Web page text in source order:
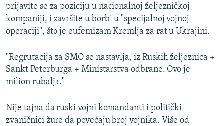
NASTANAK I RASPAD JUGOSLAVIJE
prijavite se za poziciju u nacionalnoj željezničkoj
kompaniji, i završite u borbi u "specijalnoj vojnoj
operaciji", što je eufemizam Kremlja za rat u Ukrajini.
"Regrutacija za SMO se nastavlja, iz Ruskih željeznica +
Sankt Peterburga + Ministarstva odbrane. Ovo je
milion rubalja."
Nije tajna da ruski vojni komandanti i politički
zvaničnici žure da povećaju broj vojnika. Više od